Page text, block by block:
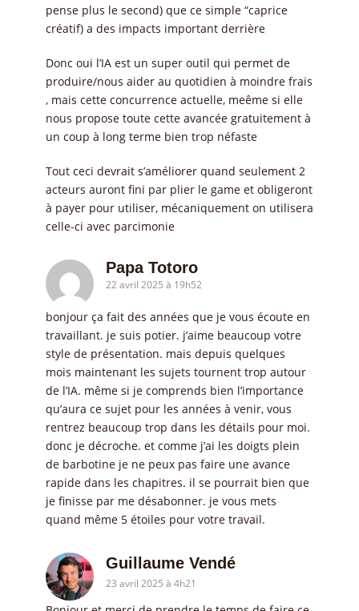
pense plus le second) que ce simple “caprice
créatif) a des impacts important derrière
Donc oui l’IA est un super outil qui permet de
produire/nous aider au quotidien à moindre frais
, mais cette concurrence actuelle, meême si elle
nous propose toute cette avancée gratuitement à
un coup à long terme bien trop néfaste
Tout ceci devrait s’améliorer quand seulement 2
acteurs auront fini par plier le game et obligeront
à payer pour utiliser, mécaniquement on utilisera
celle-ci avec parcimonie
Papa Totoro
22 avril 2025 à 19h52
bonjour ça fait des années que je vous écoute en
travaillant. je suis potier. j’aime beaucoup votre
style de présentation. mais depuis quelques
mois maintenant les sujets tournent trop autour
de l’IA. même si je comprends bien l’importance
qu’aura ce sujet pour les années à venir, vous
rentrez beaucoup trop dans les détails pour moi.
donc je décroche. et comme j’ai les doigts plein
de barbotine je ne peux pas faire une avance
rapide dans les chapitres. il se pourrait bien que
je finisse par me désabonner. je vous mets
quand même 5 étoiles pour votre travail.
Guillaume Vendé
23 avril 2025 à 4h21